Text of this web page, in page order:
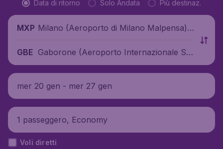
Data di ritorno Solo Andata Più destinaz.
MXP Milano (Aeroporto di Milano Malpensa),
GBE Gaborone (Aeroporto Internazionale Sir
Seretse Khama), Botswana
mer 20 gen - mer 27 gen
1 passeggero, Economy
Voli diretti